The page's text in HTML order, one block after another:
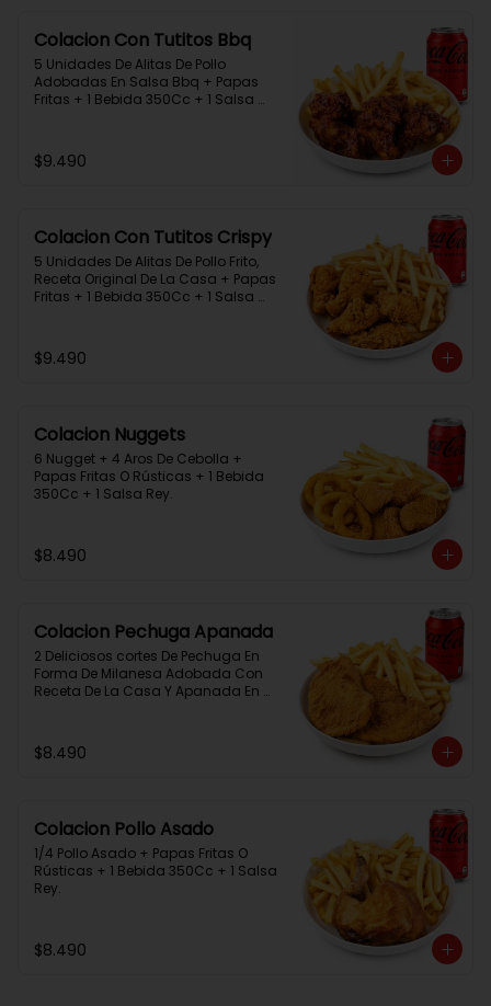
Colacion Con Tutitos Bbq
5 Unidades De Alitas De Pollo
Adobadas En Salsa Bbq + Papas
Fritas + 1 Bebida 350Cc + 1 Salsa
$9.490
Colacion Con Tutitos Crispy
5 Unidades De Alitas De Pollo Frito,
Receta Original De La Casa + Papas
Fritas + 1 Bebida 350Cc + 1 Salsa
$9.490
Colacion Nuggets
6 Nugget + 4 Aros De Cebolla +
Papas Fritas O Rústicas + 1 Bebida
350Cc + 1 Salsa Rey.
$8.490
Colacion Pechuga Apanada
2 Deliciosos cortes De Pechuga En
Forma De Milanesa Adobada Con
Receta De La Casa Y Apanada En
$8.490
Colacion Pollo Asado
1/4 Pollo Asado + Papas Fritas O
Rústicas + 1 Bebida 350Cc + 1 Salsa
Rey.
$8.490